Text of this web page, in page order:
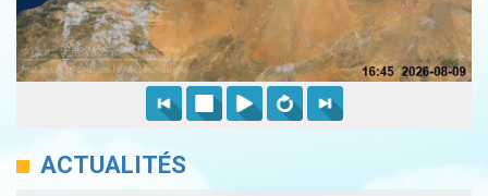
ACTUALITÉS